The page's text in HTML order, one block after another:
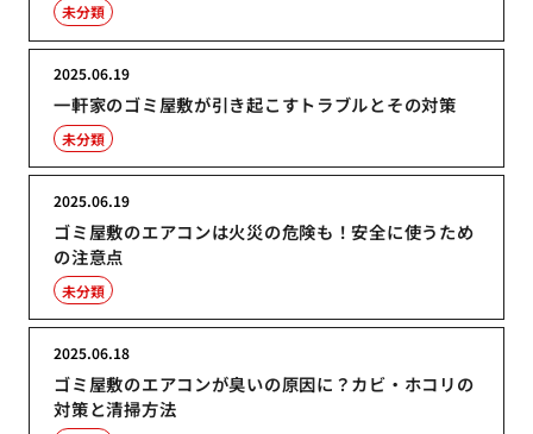
未分類
一軒家のゴミ屋敷が引き起こすトラブルとその対策
2025.06.19
未分類
ゴミ屋敷のエアコンは火災の危険も！安全に使うため
の注意点
2025.06.19
未分類
ゴミ屋敷のエアコンが臭いの原因に？カビ・ホコリの
対策と清掃方法
2025.06.18